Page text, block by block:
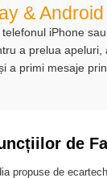
Auto
dedicata
&
iPhone
a prelua apeluri,
a primi mesaje
de
propuse de